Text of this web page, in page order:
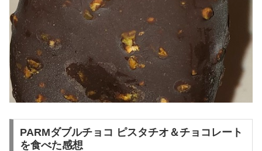
PARMダブルチョコ ピスタチオ＆チョコレート
を食べた感想